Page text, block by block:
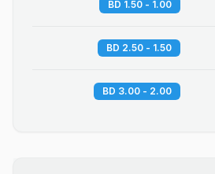
1.00 - 1.50 BD
1.50 - 2.50 BD
2.00 - 3.00 BD